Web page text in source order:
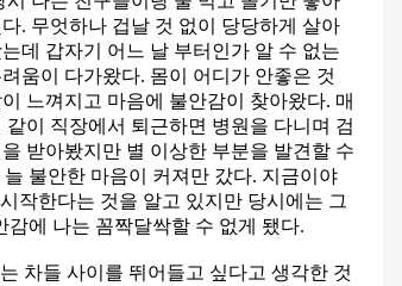
. 무엇하나 겁날 것 없이 당당하게 살아
데 갑자기 어느 날 부터인가 알 수 없는
움이 다가왔다. 몸이 어디가 안좋은 것
느껴지고 마음에 불안감이 찾아왔다. 매
같이 직장에서 퇴근하면 병원을 다니며 검
받아봤지만 별 이상한 부분을 발견할 수
불안한 마음이 커져만 갔다. 지금이야
작한다는 것을 알고 있지만 당시에는 그
감에 나는 꼼짝달싹할 수 없게 됐다.
차들 사이를 뛰어들고 싶다고 생각한 것